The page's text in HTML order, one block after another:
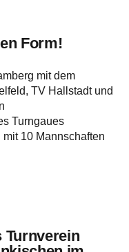
Form!
mit dem
TV Hallstadt und
Turngaues
10 Mannschaften
Turnverein